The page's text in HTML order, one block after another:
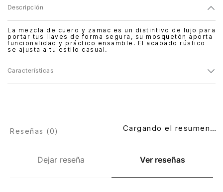
Descripción
La mezcla de cuero y zamac es un distintivo de lujo para
portar tus llaves de forma segura, su mosquetón aporta
funcionalidad y práctico ensamble. El acabado rústico
se ajusta a tu estilo casual.
Características
Dejar reseña Ver reseñas
Reseñas (0) Cargando el resumen…